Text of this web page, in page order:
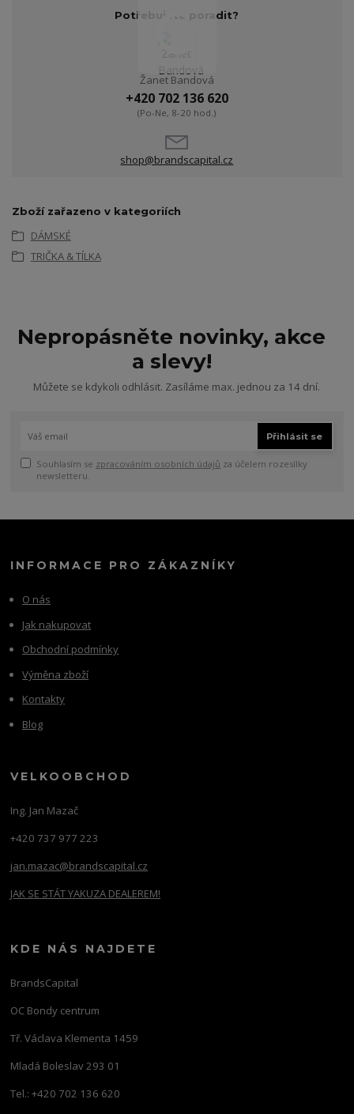
Potřebujete poradit?
Žanet Bandová
+420 702 136 620
(Po-Ne, 8-20 hod.)
shop@brandscapital.cz
Zboží zařazeno v kategoriích
DÁMSKÉ
TRIČKA & TÍLKA
Nepropásněte novinky, akce
a slevy!
Můžete se kdykoli odhlásit. Zasíláme max. jednou za 14 dní.
Přihlásit se
Souhlasím se zpracováním osobních údajů za účelem rozesílky
newsletteru.
INFORMACE PRO ZÁKAZNÍKY
O nás
Jak nakupovat
Obchodní podmínky
Výměna zboží
Kontakty
Blog
VELKOOBCHOD
Ing. Jan Mazač
+420 737 977 223
jan.mazac@brandscapital.cz
JAK SE STÁT YAKUZA DEALEREM!
KDE NÁS NAJDETE
BrandsCapital
OC Bondy centrum
Tř. Václava Klementa 1459
Mladá Boleslav 293 01
Tel.: +420 702 136 620